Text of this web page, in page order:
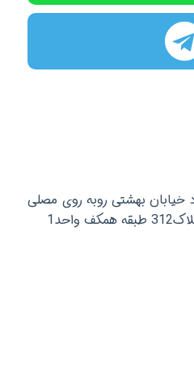
خیابان بهشتی روبه روی مصلی